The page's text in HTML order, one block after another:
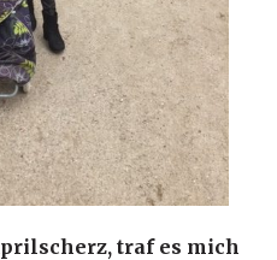
traf es mich